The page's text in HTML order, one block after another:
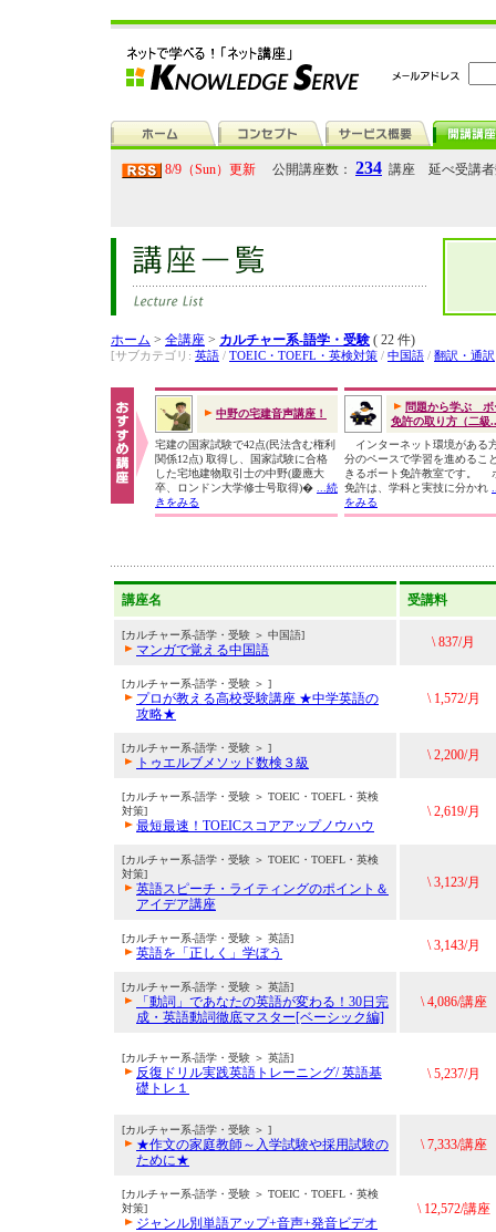
8/9（Sun）更新 公開講座数： 234 講座 延べ受講
ホーム > 全講座 > カルチャー系-語学・受験 ( 22 件)
[サブカテゴリ: 英語 / TOEIC・TOEFL・英検対策 / 中国語 / 翻訳・通訳
中野の宅建音声講座！
宅建の国家試験で42点(民法含む権利
関係12点) 取得し、国家試験に合格
した宅地建物取引士の中野(慶應大
卒、ロンドン大学修士号取得)�
...続
きをみる
問題から学ぶ ボ
免許の取り方（二級
インターネット環境がある
分のペースで学習を進めるこ
きるボート免許教室です。
免許は、学科と実技に分かれ
をみる
講座名 受講料
[カルチャー系-語学・受験 ＞ 中国語]
マンガで覚える中国語 \ 837/月
[カルチャー系-語学・受験 ＞ ]
プロが教える高校受験講座 ★中学英語の
攻略★
\ 1,572/月
[カルチャー系-語学・受験 ＞ ]
トゥエルブメソッド数検３級 \ 2,200/月
[カルチャー系-語学・受験 ＞ TOEIC・TOEFL・英検
対策]
最短最速！TOEICスコアアップノウハウ
\ 2,619/月
[カルチャー系-語学・受験 ＞ TOEIC・TOEFL・英検
対策]
英語スピーチ・ライティングのポイント＆
アイデア講座
\ 3,123/月
[カルチャー系-語学・受験 ＞ 英語]
英語を「正しく」学ぼう \ 3,143/月
[カルチャー系-語学・受験 ＞ 英語]
「動詞」であなたの英語が変わる！30日完
成・英語動詞徹底マスター[ベーシック編]
\ 4,086/講座
[カルチャー系-語学・受験 ＞ 英語]
反復ドリル実践英語トレーニング/ 英語基
礎トレ１
\ 5,237/月
[カルチャー系-語学・受験 ＞ ]
★作文の家庭教師～入学試験や採用試験の
ために★
\ 7,333/講座
[カルチャー系-語学・受験 ＞ TOEIC・TOEFL・英検
対策]
ジャンル別単語アップ+音声+発音ビデオ
\ 12,572/講座